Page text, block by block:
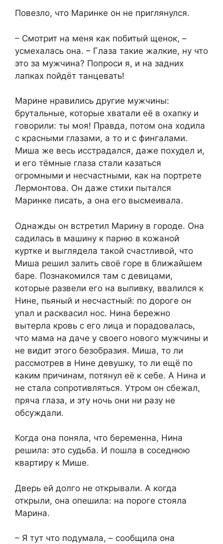
Повезло, что Маринке он не приглянулся.
– Смотрит на меня как побитый щенок, –
усмехалась она. – Глаза такие жалкие, ну что
это за мужчина? Попроси я, и на задних
лапках пойдёт танцевать!
Марине нравились другие мужчины:
брутальные, которые хватали её в охапку и
говорили: ты моя! Правда, потом она ходила
с красными глазами, а то и с фингалами.
Миша же весь исстрадался, даже похудел и,
и его тёмные глаза стали казаться
огромными и несчастными, как на портрете
Лермонтова. Он даже стихи пытался
Маринке писать, а она его высмеивала.
Однажды он встретил Марину в городе. Она
садилась в машину к парню в кожаной
куртке и выглядела такой счастливой, что
Миша решил залить своё горе в ближайшем
баре. Познакомился там с девицами,
которые развели его на выпивку, ввалился к
Нине, пьяный и несчастный: по дороге он
упал и расквасил нос. Нина бережно
вытерла кровь с его лица и порадовалась,
что мама на даче у своего нового мужчины и
не видит этого безобразия. Миша, то ли
рассмотрев в Нине девушку, то ли ещё по
каким причинам, потянул её к себе. А Нина и
не стала сопротивляться. Утром он сбежал,
пряча глаза, и эту ночь они ни разу не
обсуждали.
Когда она поняла, что беременна, Нина
решила: это судьба. И пошла в соседнюю
квартиру к Мише.
Дверь ей долго не открывали. А когда
открыли, она опешила: на пороге стояла
Марина.
– Я тут что подумала, – сообщила она